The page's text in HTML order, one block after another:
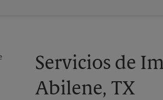
Servicios de
Abilene, TX